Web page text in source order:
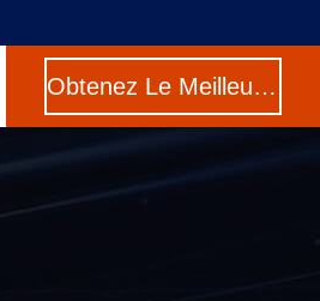
Obtenez Le Meilleur Prix